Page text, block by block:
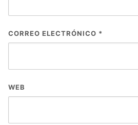
CORREO ELECTRÓNICO *
WEB